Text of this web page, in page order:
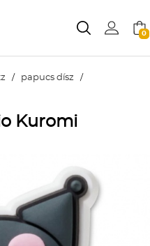
0
/ papucs dísz /
Kuromi